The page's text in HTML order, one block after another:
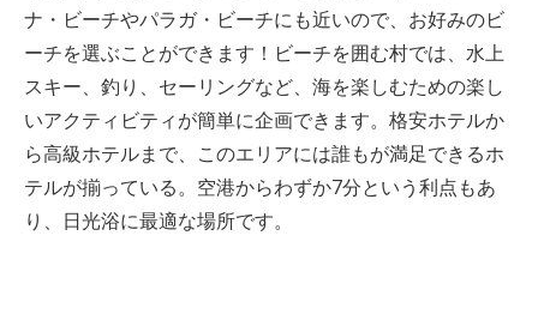
ナ・ビーチやパラガ・ビーチにも近いので、お好みのビ
ーチを選ぶことができます！ビーチを囲む村では、水上
スキー、釣り、セーリングなど、海を楽しむための楽し
いアクティビティが簡単に企画できます。格安ホテルか
ら高級ホテルまで、このエリアには誰もが満足できるホ
テルが揃っている。空港からわずか7分という利点もあ
り、日光浴に最適な場所です。